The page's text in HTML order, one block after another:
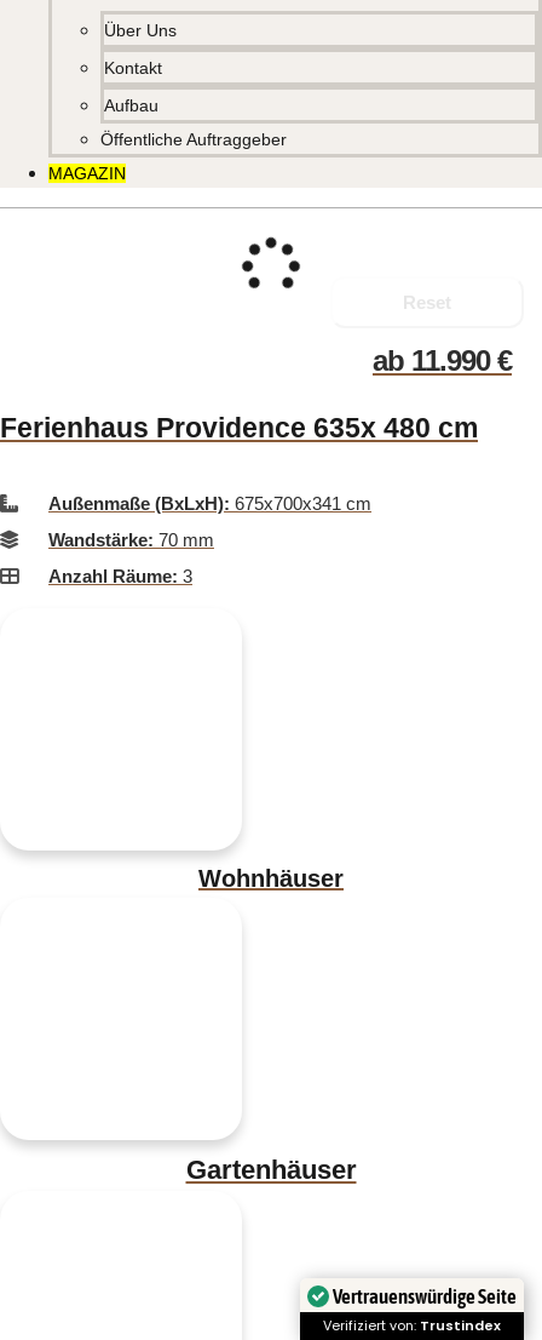
Über Uns
Kontakt
Aufbau
Öffentliche Auftraggeber
MAGAZIN
Reset
ab 11.990€
Ferienhaus Providence 635x 480 cm
Außenmaße (BxLxH): 675x700x341 cm
Wandstärke: 70 mm
Anzahl Räume: 3
Wohnhäuser
Gartenhäuser
Vertrauenswürdige Seite
Verifiziert von: Trustindex